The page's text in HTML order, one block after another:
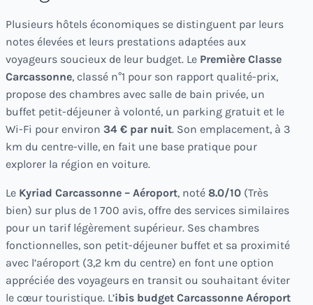
Plusieurs hôtels économiques se distinguent par leurs
notes élevées et leurs prestations adaptées aux
voyageurs soucieux de leur budget. Le Première Classe
Carcassonne, classé n°1 pour son rapport qualité-prix,
propose des chambres avec salle de bain privée, un
buffet petit-déjeuner à volonté, un parking gratuit et le
Wi-Fi pour environ 34 € par nuit. Son emplacement, à 3
km du centre-ville, en fait une base pratique pour
explorer la région en voiture.
Le Kyriad Carcassonne – Aéroport, noté 8.0/10 (Très
bien) sur plus de 1 700 avis, offre des services similaires
pour un tarif légèrement supérieur. Ses chambres
fonctionnelles, son petit-déjeuner buffet et sa proximité
avec l’aéroport (3,2 km du centre) en font une option
appréciée des voyageurs en transit ou souhaitant éviter
le cœur touristique. L’ibis budget Carcassonne Aéroport